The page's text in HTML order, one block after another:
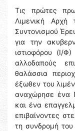
Τις πρώτες
Λιμενική Αρχή
Συντονισμού
για την
ιστιοφόρου (Ι/
αλλοδαπούς
θαλάσσια
έξωθεν του
αναχώρησε ένα
και ένα
επιβαίνοντες
τη συνδρομή